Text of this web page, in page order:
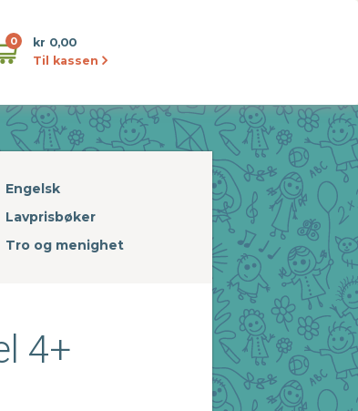
0
kr 0,00
Til kassen
Engelsk
Lavprisbøker
Tro og menighet
4+